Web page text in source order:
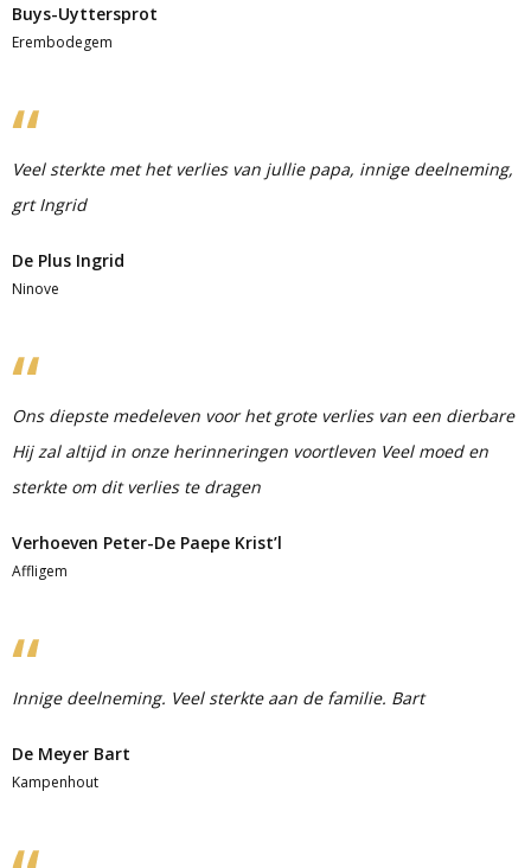
Buys-Uyttersprot
Erembodegem
Veel sterkte met het verlies van jullie papa, innige deelneming,
grt Ingrid
De Plus Ingrid
Ninove
Ons diepste medeleven voor het grote verlies van een dierbare
Hij zal altijd in onze herinneringen voortleven Veel moed en
sterkte om dit verlies te dragen
Verhoeven Peter-De Paepe Krist’l
Affligem
Innige deelneming. Veel sterkte aan de familie. Bart
De Meyer Bart
Kampenhout